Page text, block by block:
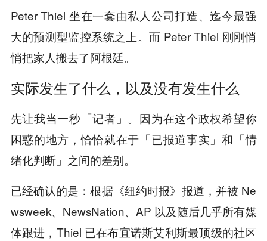
Peter Thiel 坐在一套由私人公司打造、迄今最强
大的预测型监控系统之上。而 Peter Thiel 刚刚悄
悄把家人搬去了阿根廷。
实际发生了什么，以及没有发生什么
先让我当一秒「记者」。因为在这个政权希望你
困惑的地方，恰恰就在于「已报道事实」和「情
绪化判断」之间的差别。
已经确认的是：根据《纽约时报》报道，并被 Ne
wsweek、NewsNation、AP 以及随后几乎所有媒
体跟进，Thiel 已在布宜诺斯艾利斯最顶级的社区